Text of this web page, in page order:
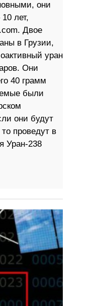
они
лет,
Двое
в Грузии,
уран
Они
40 грамм
были
они будут
проведут в
Уран-238